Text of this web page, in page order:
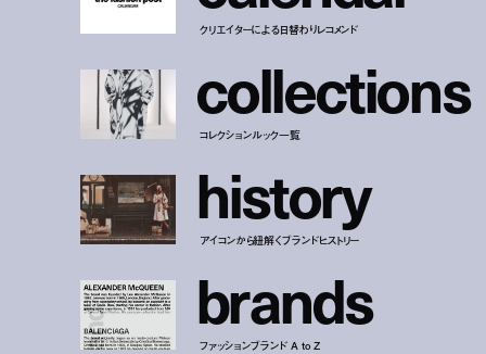
クリエイターによる日替わりレコメンド
collections
コレクションルック一覧
history
アイコンから紐解くブランドヒストリー
brands
ファッションブランド A to Z